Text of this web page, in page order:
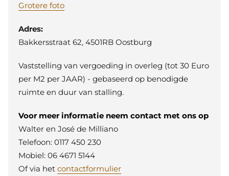
Grotere foto
Adres:
Bakkersstraat 62, 4501RB Oostburg
Vaststelling van vergoeding in overleg (tot 30 Euro
per M2 per JAAR) - gebaseerd op benodigde
ruimte en duur van stalling.
Voor meer informatie neem contact met ons op
Walter en José de Milliano
Telefoon: 0117 450 230
Mobiel: 06 4671 5144
Of via het contactformulier